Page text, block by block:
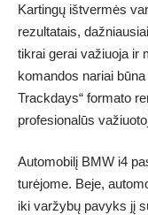
Kartingų ištvermės
rezultatais,
tikrai gerai važiuoja ir
komandos nariai
Trackdays“ formato
profesionalūs
Automobilį BMW i4
turėjome. Beje,
iki varžybų pavyks jį